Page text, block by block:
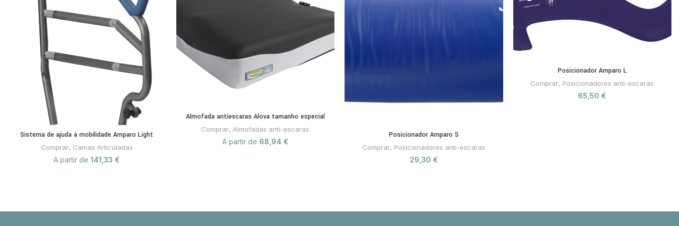
Sistema de ajuda à mobilidade Amparo Light
Comprar, Camas Articuladas
A partir de141,33 €
Almofada antiescaras Alova tamanho especial
Comprar, Almofadas anti-escaras
A partir de 68,94 €
Posicionador Amparo S
Comprar, Posicionadores anti-escaras
29,30 €
Posicionador Amparo L
Comprar, Posicionadores anti-escaras
65,50 €